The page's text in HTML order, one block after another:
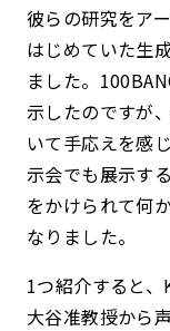
彼らの研究をア
はじめていた生
ました。
示したのですが
いて手応えを感
示会でも展示す
をかけられて何
なりました。
1つ紹介すると
大谷准教授から